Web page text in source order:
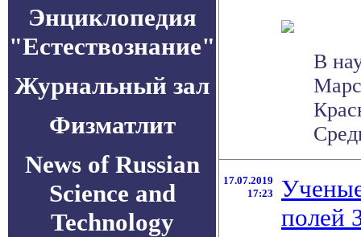
Энциклопедия
"Естествознание"
Журнальный зал
Физматлит
News of Russian
Science and
Technology
В
17.07.2019
17:23
полей